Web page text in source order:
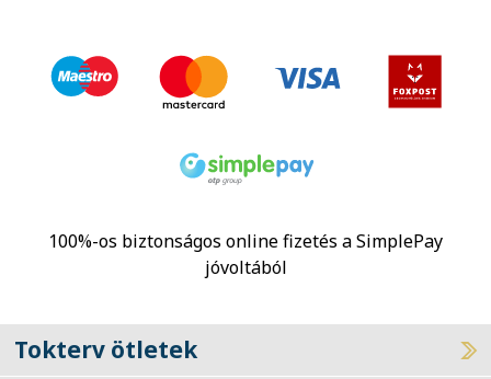
100%-os biztonságos online fizetés a SimplePay
jóvoltából
Tokterv ötletek